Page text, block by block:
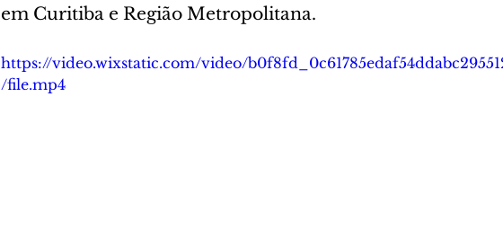
em Curitiba e Região Metropolitana.
https://video.wixstatic.com/video/
/file.mp4